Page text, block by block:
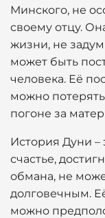
Минского, не
своему отцу.
жизни, не
может быть
человека. Её
можно
погоне за
История Дуни –
счастье,
обмана, не
долговечным.
можно